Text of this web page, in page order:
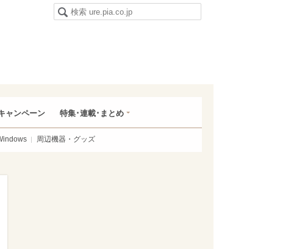
ャンペーン 特集･連載･まとめ
周辺機器・グッズ